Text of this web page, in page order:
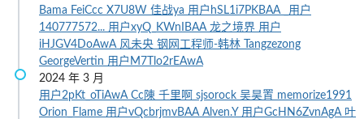
Bama FeiCcc X7U8W 佳战ya 用户hSL1i7PKBAA
_用户
140777572... 用户xyQ_KWnIBAA 龙之境界 用户
iHJGV4DoAwA 风未央 钢网工程师-韩林
Tangzezong
GeorgeVertin 用户M7Tlo2rEAwA
2024 年 3 月
用户2pKt_oTiAwA Cc陳 千里啊 sjsorock 吴昊置 memorize1991
Orion_Flame 用户vQcbrjmvBAA Alven.Y 用户GcHN6ZvnAgA 叶